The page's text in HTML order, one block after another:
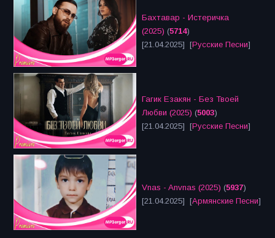
Бахтавар - Истеричка
(2025) (5714)
[21.04.2025] [Русские Песни]
Гагик Езакян - Без Твоей
Любви (2025) (5003)
[21.04.2025] [Русские Песни]
Vnas - Anvnas (2025) (5937)
[21.04.2025] [Армянские Песни]